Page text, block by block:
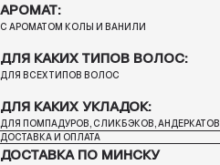
АРОМАТ:
С АРОМАТОМ КОЛЫ И ВАНИЛИ
ДЛЯ КАКИХ ТИПОВ ВОЛОС:
ДЛЯ ВСЕХ ТИПОВ ВОЛОС
ДЛЯ КАКИХ УКЛАДОК:
ДЛЯ ПОМПАДУРОВ, СЛИКБЭКОВ, АНДЕРКАТОВ
ДОСТАВКА И ОПЛАТА
ДОСТАВКА ПО МИНСКУ